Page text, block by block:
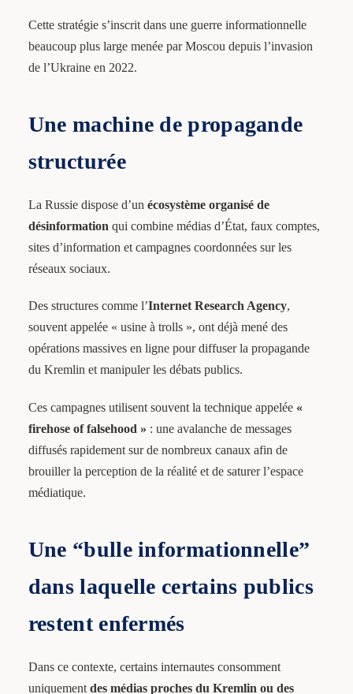
Cette stratégie s’inscrit dans une guerre informationnelle
beaucoup plus large menée par Moscou depuis l’invasion
de l’Ukraine en 2022.
Une machine de propagande
structurée
La Russie dispose d’un écosystème organisé de
désinformation qui combine médias d’État, faux comptes,
sites d’information et campagnes coordonnées sur les
réseaux sociaux.
Des structures comme l’Internet Research Agency,
souvent appelée « usine à trolls », ont déjà mené des
opérations massives en ligne pour diffuser la propagande
du Kremlin et manipuler les débats publics.
Ces campagnes utilisent souvent la technique appelée «
firehose of falsehood » : une avalanche de messages
diffusés rapidement sur de nombreux canaux afin de
brouiller la perception de la réalité et de saturer l’espace
médiatique.
Une “bulle informationnelle”
dans laquelle certains publics
restent enfermés
Dans ce contexte, certains internautes consomment
uniquement des médias proches du Kremlin ou des